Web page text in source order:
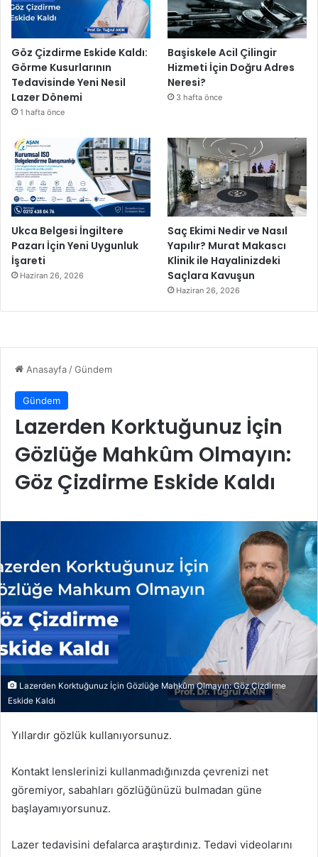
Göz Çizdirme Eskide Kaldı:
Görme Kusurlarının
Tedavisinde Yeni Nesil
Lazer Dönemi
1 hafta önce
Başiskele Acil Çilingir
Hizmeti İçin Doğru Adres
Neresi?
3 hafta önce
Ukca Belgesi İngiltere
Pazarı İçin Yeni Uygunluk
İşareti
Haziran 26, 2026
Saç Ekimi Nedir ve Nasıl
Yapılır? Murat Makascı
Klinik ile Hayalinizdeki
Saçlara Kavuşun
Haziran 26, 2026